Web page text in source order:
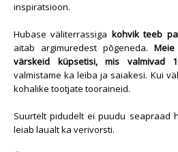
inspiratsioon.
Hubase väliterrassiga kohvik teeb
aitab argimuredest põgeneda.
värskeid küpsetisi, mis valmivad
valmistame ka leiba ja saiakesi. Kui
kohalike tootjate tooraineid.
Suurtelt pidudelt ei puudu seapraad
leiab laualt ka verivorsti.